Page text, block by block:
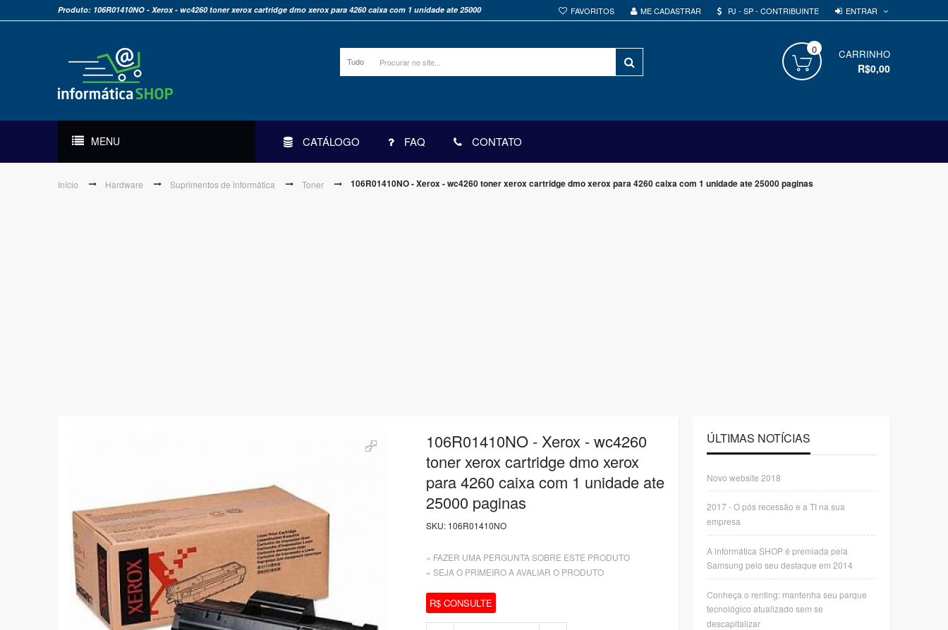
FAVORITOS ME CADASTRAR PJ - SP - CONTRIBUINTE ENTRAR
Produto: 106R01410NO - Xerox - wc4260 toner xerox cartridge dmo xerox para 4260 caixa com 1 unidade ate 25000
Tudo
CARRINHO
0
R$0,00
MENU CATÁLOGO FAQ CONTATO
Início Hardware Suprimentos de informática Toner 106R01410NO - Xerox - wc4260 toner xerox cartridge dmo xerox para 4260 caixa com 1 unidade ate 25000 paginas
106R01410NO - Xerox - wc4260
toner xerox cartridge dmo xerox
para 4260 caixa com 1 unidade ate
25000 paginas
SKU: 106R01410NO
» FAZER UMA PERGUNTA SOBRE ESTE PRODUTO
» SEJA O PRIMEIRO A AVALIAR O PRODUTO
R$ CONSULTE
ÚLTIMAS NOTÍCIAS
Novo website 2018
2017 - O pós recessão e a TI na sua
empresa
A informática SHOP é premiada pela
Samsung pelo seu destaque em 2014
Conheça o renting: mantenha seu parque
tecnológico atualizado sem se
descapitalizar